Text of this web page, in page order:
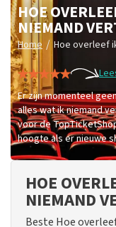
HOE
NIEMAND
Home / Hoe overleef
Er zijn momenteel
alles wat ik niemand
voor de
hoogte als er nieuwe
HOE
NIEMAND
Beste Hoe